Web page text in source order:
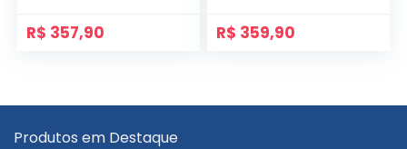
R$ 357,90 R$ 359,90
Produtos em Destaque